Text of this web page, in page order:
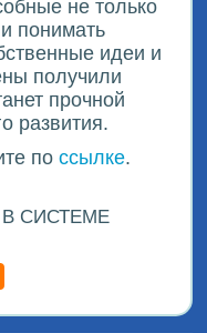
не только
понимать
идеи и
получили
прочной
развития.
поссылке.
СИСТЕМЕ